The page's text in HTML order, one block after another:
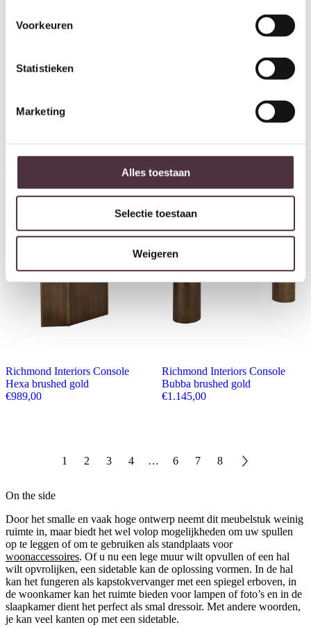
Voorkeuren
Statistieken
Marketing
Alles toestaan
Selectie toestaan
Weigeren
Richmond Interiors Console
Sunny burgundy
Richmond Interiors Console
Whisker gold
€768,00
Richmond Interiors Console
Hexa brushed gold
€989,00
Richmond Interiors Console
Bubba brushed gold
€1.145,00
1 2 3 4 … 6 7 8
On the side
Door het smalle en vaak hoge ontwerp neemt dit meubelstuk weinig
ruimte in, maar biedt het wel volop mogelijkheden om uw spullen
op te leggen of om te gebruiken als standplaats voor
woonaccessoires. Of u nu een lege muur wilt opvullen of een hal
wilt opvrolijken, een sidetable kan de oplossing vormen. In de hal
kan het fungeren als kapstokvervanger met een spiegel erboven, in
de woonkamer kan het ruimte bieden voor lampen of foto’s en in de
slaapkamer dient het perfect als smal dressoir. Met andere woorden,
je kan veel kanten op met een sidetable.